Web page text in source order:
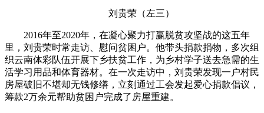
刘贵荣（左三）
2016年至2020年，在凝心聚力打赢脱贫攻坚战的这五年
里，刘贵荣时常走访、慰问贫困户。他带头捐款捐物，多次组
织云南体彩队伍开展下乡扶贫工作，为乡村学子送去急需的生
活学习用品和体育器材。在一次走访中，刘贵荣发现一户村民
房屋破旧不堪却无钱修缮，立刻通过工会发起爱心捐款倡议，
筹款2万余元帮助贫困户完成了房屋重建。